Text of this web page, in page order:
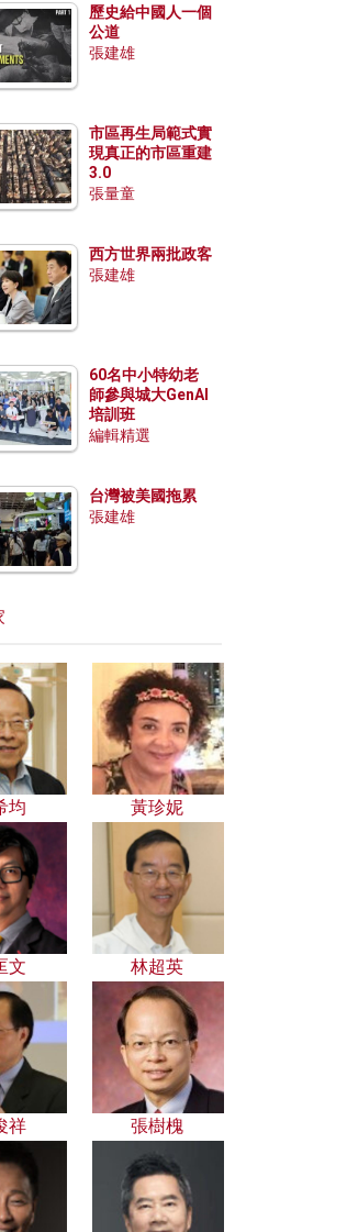
歷史給中國人一個
公道
張建雄
市區再生局範式實
現真正的市區重建
3.0
張量童
西方世界兩批政客
張建雄
60名中小特幼老
師參與城大GenAI
培訓班
編輯精選
台灣被美國拖累
張建雄
均 黃珍妮
文 林超英
祥 張樹槐